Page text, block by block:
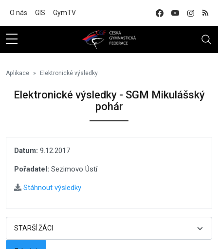
O nás GIS GymTV
Aplikace Elektronické výsledky
Elektronické výsledky - SGM Mikulášský
pohár
Datum: 9.12.2017
Pořadatel: Sezimovo Ústí
Stáhnout výsledky